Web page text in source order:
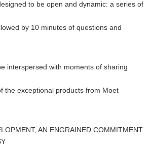
to be open and dynamic: a series of
by 10 minutes of questions and
interspersed with moments of sharing
the exceptional products from Moet
AN ENGRAINED COMMITMENT